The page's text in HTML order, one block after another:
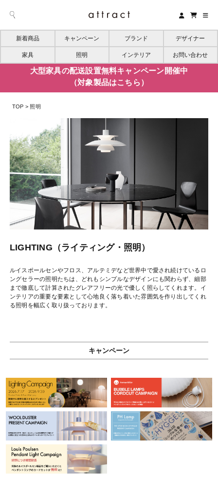
新着商品 キャンペーン ブランド デザイナー
家具 照明 インテリア お問い合わせ
大型家具の配送設置無料キャンペーン開催中
（対象製品はこちら）
TOP 照明
LIGHTING（ライティング・照明）
ルイスポールセンやフロス、アルテミデなど世界中で愛され続けているロ
ングセラーの照明たちは、どれもシンプルなデザインにも関わらず、細部
まで徹底して計算されたグレアフリーの光で優しく照らしてくれます。イ
ンテリアの重要な要素として心地良く落ち着いた雰囲気を作り出してくれ
る照明を幅広く取り扱っております。
キャンペーン